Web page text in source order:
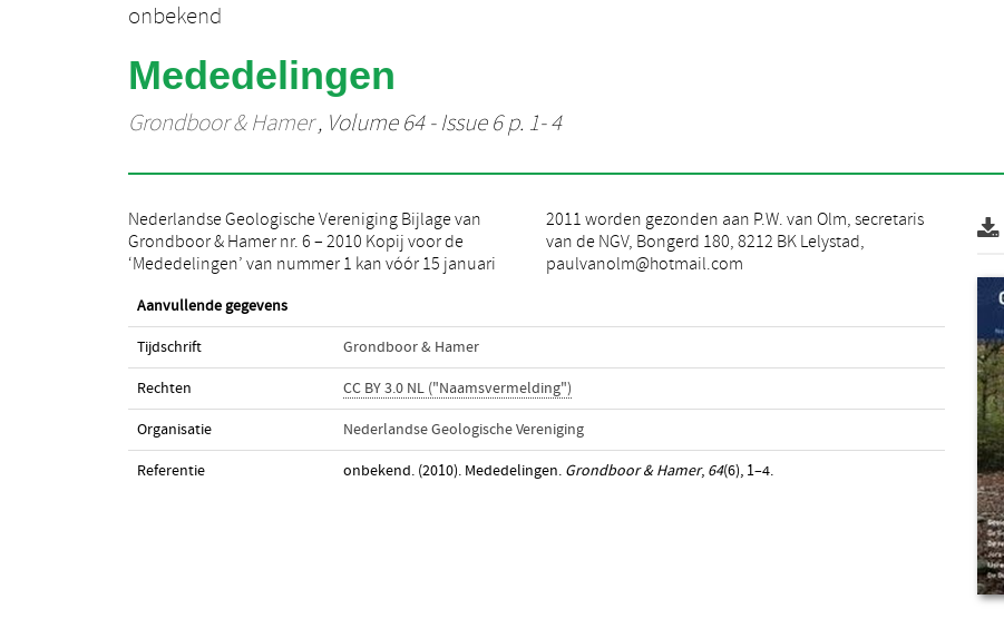
onbekend
Mededelingen
Grondboor & Hamer, Volume 64 - Issue 6 p. 1- 4
Nederlandse Geologische Vereniging Bijlage van
Grondboor & Hamer nr. 6 – 2010 Kopij voor de
‘Mededelingen’ van nummer 1 kan vóór 15 januari
2011 worden gezonden aan P.W. van Olm, secretaris
van de NGV, Bongerd 180, 8212 BK Lelystad,
paulvanolm@hotmail.com
Aanvullende gegevens
Tijdschrift Grondboor & Hamer
Rechten CC BY 3.0 NL ("Naamsvermelding")
Organisatie Nederlandse Geologische Vereniging
Referentie onbekend. (2010). Mededelingen. Grondboor & Hamer, 64(6), 1–4.